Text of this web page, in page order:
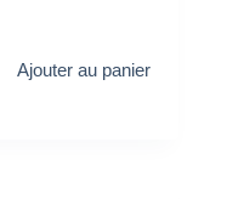
Ajouter au panier